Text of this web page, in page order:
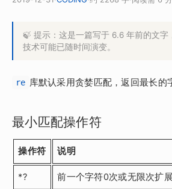
🍃 提示：这是一篇写于 6.6 年前的文字
技术可能已随时间演变。
re 库默认采用贪婪匹配，返回最长的
最小匹配操作符
操作符 说明
*? 前一个字符0次或无限次扩